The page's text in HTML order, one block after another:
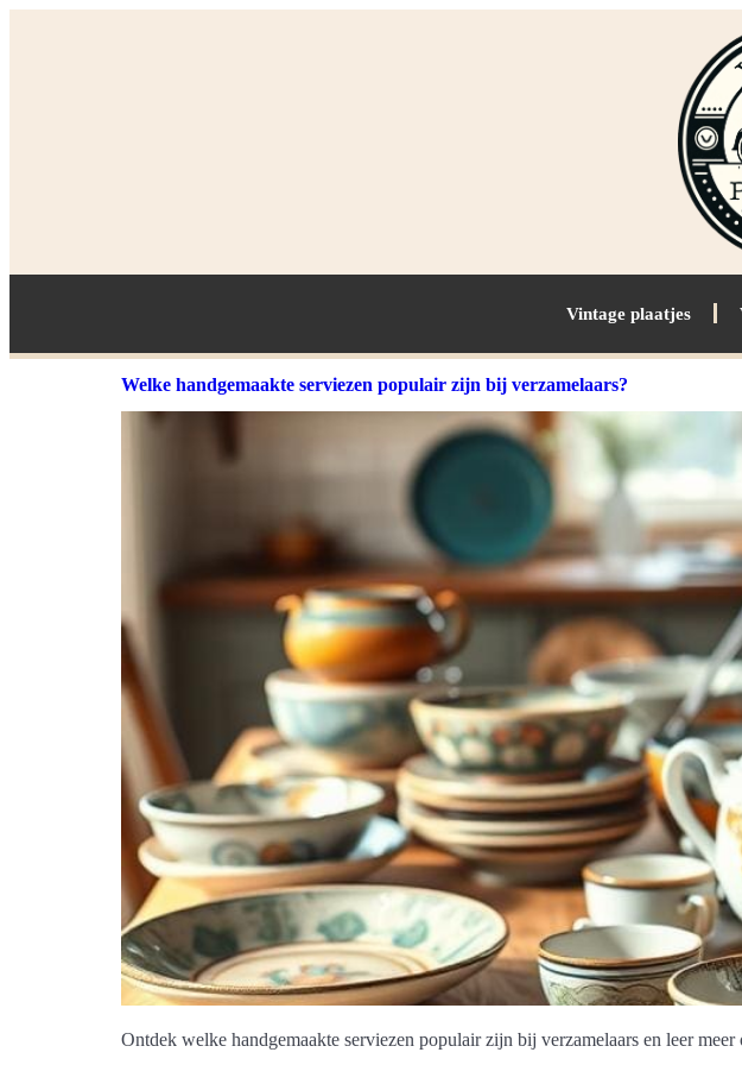
Vintage plaatjes
Welke handgemaakte serviezen populair zijn bij verzamelaars?
Ontdek welke handgemaakte serviezen populair zijn bij verzamelaars en leer